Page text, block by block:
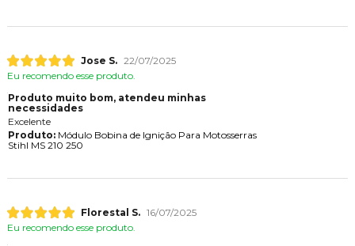
Jose S. 22/07/2025
Eu recomendo esse produto.
Produto muito bom, atendeu minhas
necessidades
Excelente
Produto:Módulo Bobina de Ignição Para Motosserras
Stihl MS 210 250
Florestal S. 16/07/2025
Eu recomendo esse produto.